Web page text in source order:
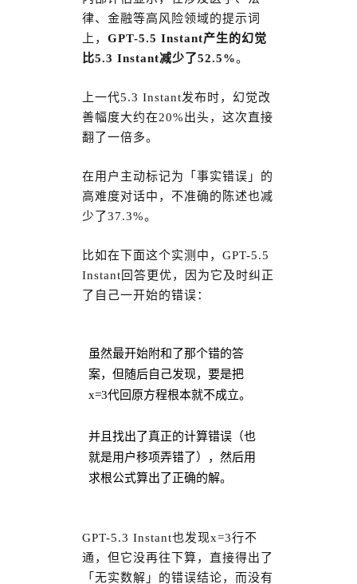
律、金融等高风险领域的提示词
上， GPT-5.5 Instant产生的幻觉
比5.3 Instant减少了52.5%。
上一代5.3 Instant发布时，幻觉改
善幅度大约在20%出头，这次直接
翻了一倍多。
在用户主动标记为「事实错误」的
高难度对话中，不准确的陈述也减
少了37.3%。
比如在下面这个实测中，GPT-5.5
Instant回答更优，因为它及时纠正
了自己一开始的错误：
虽然最开始附和了那个错的答
案，但随后自己发现，要是把
x=3代回原方程根本就不成立。
并且找出了真正的计算错误（也
就是用户移项弄错了），然后用
求根公式算出了正确的解。
GPT-5.3 Instant也发现x=3行不
通，但它没再往下算，直接得出了
「无实数解」的错误结论，而没有